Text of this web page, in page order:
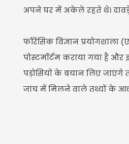
अपने घर में अकेले रहते थे।
फॉरेंसिक विज्ञान
पोस्टमॉर्टम कराया गया है
पड़ोसियों के बयान लिए
जांच में मिलने वाले तथ्यों के